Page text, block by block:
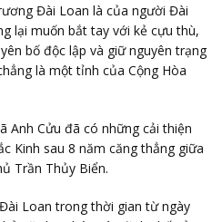
Đài Loan là của người Đài
lại muốn bắt tay với kẻ cựu thù,
bố độc lập và giữ nguyên trạng
là một tỉnh của Cộng Hòa
Anh Cửu đã có những cải thiện
Kinh sau 8 năm căng thẳng giữa
Trần Thủy Biển.
Loan trong thời gian từ ngày